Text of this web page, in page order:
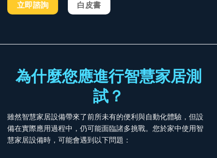
立即諮詢 白皮書
為什麼您應進行智慧家居測
試？
雖然智慧家居設備帶來了前所未有的便利與自動化體驗，但設
備在實際應用過程中，仍可能面臨諸多挑戰。您於家中使用智
慧家居設備時，可能會遇到以下問題：